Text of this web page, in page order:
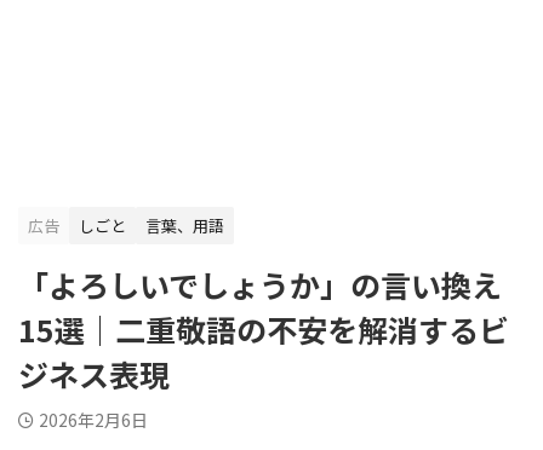
広告 しごと 言葉、用語
「よろしいでしょうか」の言い換え
15選｜二重敬語の不安を解消するビ
ジネス表現
2026年2月6日